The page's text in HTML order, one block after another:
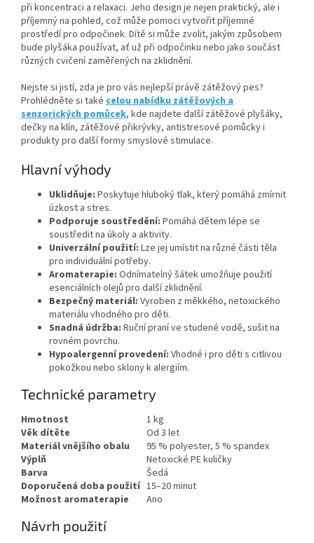
při koncentraci a relaxaci. Jeho design je nejen praktický, ale i
příjemný na pohled, což může pomoci vytvořit příjemné
prostředí pro odpočinek. Dítě si může zvolit, jakým způsobem
bude plyšáka používat, ať už při odpočinku nebo jako součást
různých cvičení zaměřených na zklidnění.
Nejste si jistí, zda je pro vás nejlepší právě zátěžový pes?
Prohlédněte si také celou nabídku zátěžových a
senzorických pomůcek, kde najdete další zátěžové plyšáky,
dečky na klín, zátěžové přikrývky, antistresové pomůcky i
produkty pro další formy smyslové stimulace.
Hlavní výhody
Uklidňuje: Poskytuje hluboký tlak, který pomáhá zmírnit
úzkost a stres.
Podporuje soustředění: Pomáhá dětem lépe se
soustředit na úkoly a aktivity.
Univerzální použití: Lze jej umístit na různé části těla
pro individuální potřeby.
Aromaterapie: Odnímatelný šátek umožňuje použití
esenciálních olejů pro další zklidnění.
Bezpečný materiál: Vyroben z měkkého, netoxického
materiálu vhodného pro děti.
Snadná údržba: Ruční praní ve studené vodě, sušit na
rovném povrchu.
Hypoalergenní provedení: Vhodné i pro děti s citlivou
pokožkou nebo sklony k alergiím.
Technické parametry
Hmotnost
1 kg
Věk dítěte
Od 3 let
Materiál vnějšího obalu
95 % polyester, 5 % spandex
Výplň
Netoxické PE kuličky
Barva
Šedá
Doporučená doba použití 15–20 minut
Možnost aromaterapie
Ano
Návrh použití